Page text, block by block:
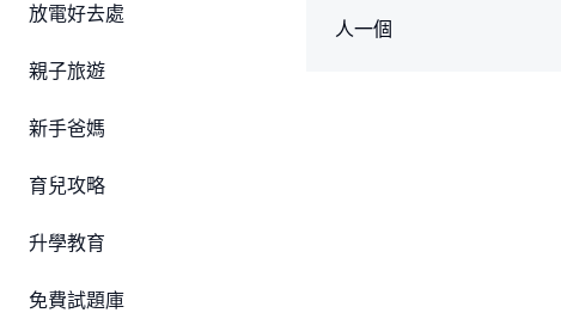
放電好去處
親子旅遊
新手爸媽
育兒攻略
升學教育
免費試題庫
人一個